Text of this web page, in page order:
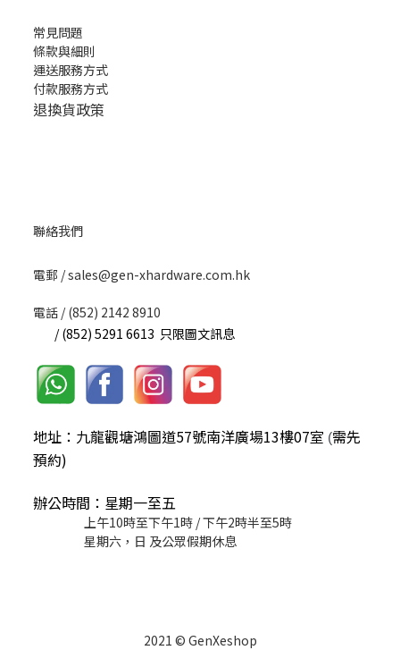
常見問題
條款與細則
運送服務方式
付款服務方式
退換貨政策
聯絡我們
​電郵 / sales@gen-xhardware.com.hk
電話 / (852) 2142 8910
/ (852) 5291 6613 只限圖文訊息
地址：九龍觀塘鴻圖道57號南洋廣場13樓07室 (需先
預約)
辦公時間：星期一至五
上午10時至下午1時 / 下午2時半至5時
星期六，日 及公眾假期休息
2021 © GenXeshop